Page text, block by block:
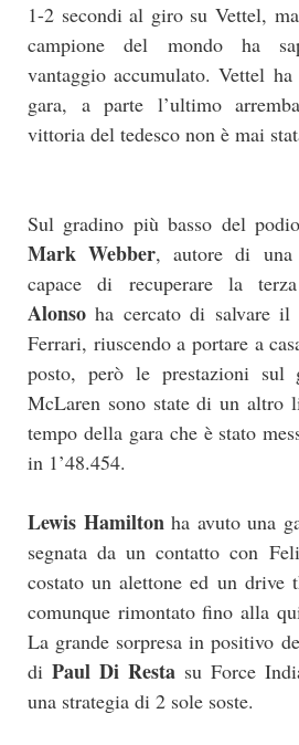
1-2 secondi al giro su Vettel,
campione del mondo ha
vantaggio accumulato. Vettel
gara, a parte l’ultimo
vittoria del tedesco non è mai
Sul gradino più basso del
Mark Webber, autore di una
capace di recuperare la
Alonso ha cercato di salvare il
Ferrari, riuscendo a portare a
posto, però le prestazioni
McLaren sono state di un
tempo della gara che è stato
in 1’48.454.
Lewis Hamiltonha avuto una
segnata da un contatto con
costato un alettone ed un drive
comunque rimontato fino alla
La grande sorpresa in positivo
di Paul Di Resta su Force
una strategia di 2 sole soste.